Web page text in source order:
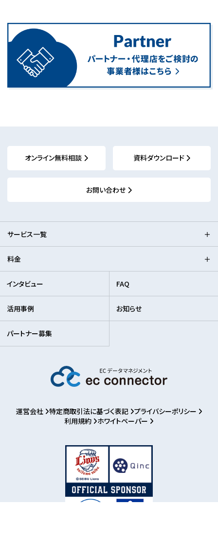
お知らせ
パートナー募集
ログイン
利用登録
資料ダウンロード
オンライン無料相談 資料ダウンロード
お問い合わせ
サービス一覧
料金
インタビュー FAQ
活用事例 お知らせ
パートナー募集
運営会社 特定商取引法に基づく表記 プライバシーポリシー
利用規約
ホワイトペーパー